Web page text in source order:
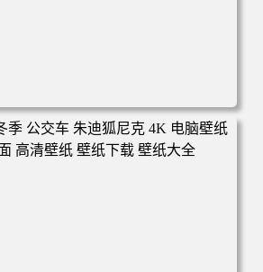
天帝石昊 4K高清动漫壁纸 电脑桌面
纸大全